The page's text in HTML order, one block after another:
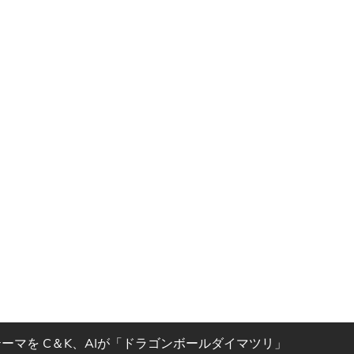
を C＆K、AIが「ドラゴンボールダイマツリ」